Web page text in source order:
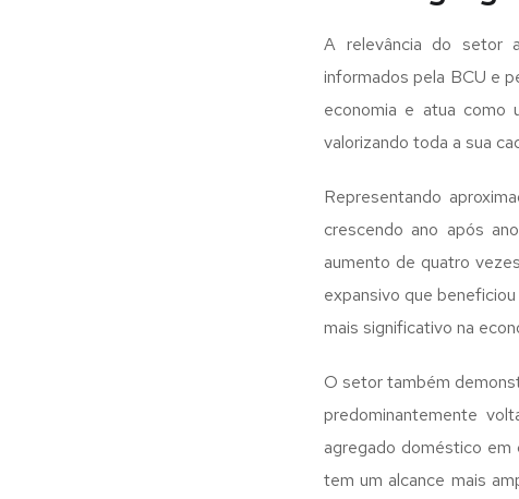
A relevância do setor
informados pela BCU e
economia e atua como
valorizando toda a sua
Representando
crescendo ano após
aumento de quatro
expansivo que
mais significativo na
O setor também
predominantemente
agregado doméstico em
tem um alcance mais